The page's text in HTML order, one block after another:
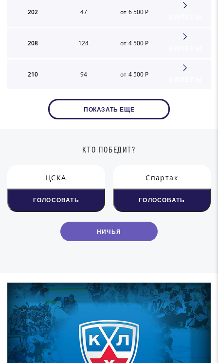
202 47 от 6 500 Р
208 124 от 4 500 Р
210 94 от 4 500 Р
ПОКАЗАТЬ ЕЩЕ
КТО ПОБЕДИТ?
ЦСКА
ГОЛОСОВАТЬ
НИЧЬЯ
Спартак
ГОЛОСОВАТЬ